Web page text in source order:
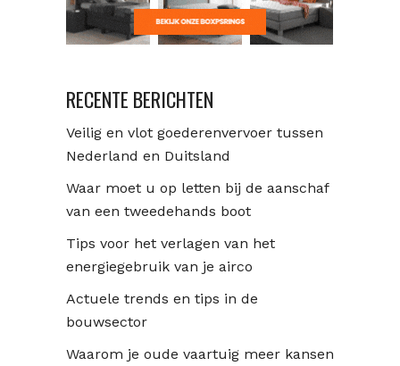
RECENTE BERICHTEN
Veilig en vlot goederenvervoer tussen
Nederland en Duitsland
Waar moet u op letten bij de aanschaf
van een tweedehands boot
Tips voor het verlagen van het
energiegebruik van je airco
Actuele trends en tips in de
bouwsector
Waarom je oude vaartuig meer kansen